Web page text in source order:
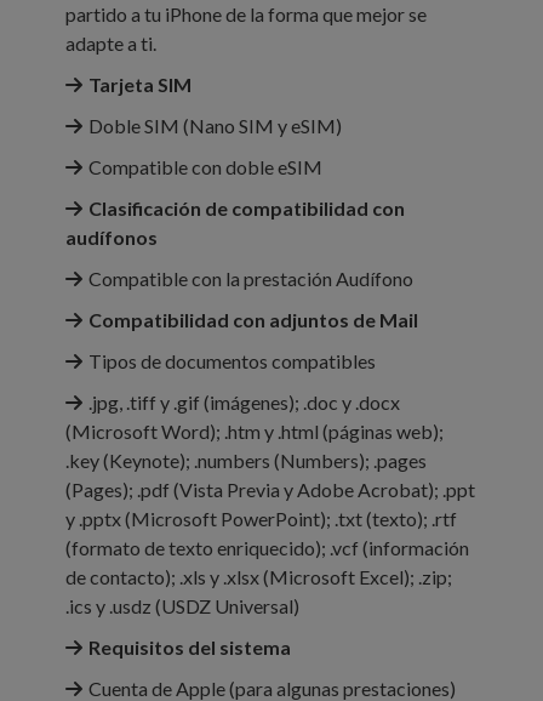
partido a tu iPhone de la forma que mejor se
adapte a ti.
Tarjeta SIM
Doble SIM (Nano SIM y eSIM)
Compatible con doble eSIM
Clasificación de compati­bilidad con
audífonos
Compatible con la prestación Audífono
Compati­bilidad con adjuntos de Mail
Tipos de documentos compatibles
.jpg, .tiff y .gif (imágenes); .doc y .docx
(Microsoft Word); .htm y .html (páginas web);
.key (Keynote); .numbers (Numbers); .pages
(Pages); .pdf (Vista Previa y Adobe Acrobat); .ppt
y .pptx (Microsoft PowerPoint); .txt (texto); .rtf
(formato de texto enriquecido); .vcf (información
de contacto); .xls y .xlsx (Microsoft Excel); .zip;
.ics y .usdz (USDZ Universal)
Requisitos del sistema
Cuenta de Apple (para algunas prestaciones)